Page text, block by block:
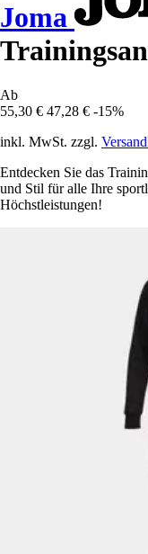
Joma
Ab
55,30 € 47,28 € -15%
inkl. MwSt. zzgl.
Entdecken Sie das
und Stil für alle Ihre
Höchstleistungen!